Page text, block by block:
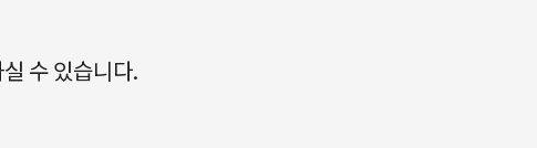
수 있습니다.